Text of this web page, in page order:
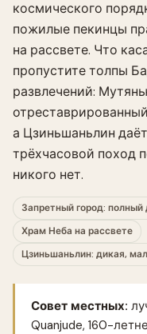
космического
пожилые пекинцы
на рассвете. Что
пропустите толпы
развлечений:
а Цзиньшаньлин
трёхчасовой поход
никого нет.
Запретный город: полный
Храм Неба на рассвете
Цзиньшаньлин: дикая,
Совет местных:
Quanjude, 160-